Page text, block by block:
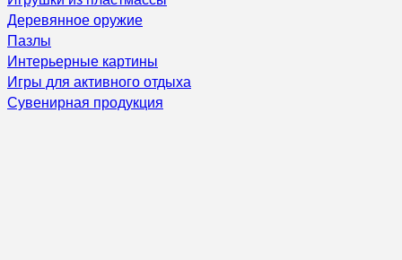
Деревянное оружие
Пазлы
Интерьерные картины
Игры для активного отдыха
Сувенирная продукция